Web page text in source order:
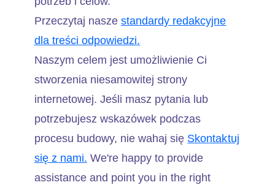
Przeczytaj nasze standardy redakcyjne
dla treści odpowiedzi.
Naszym celem jest umożliwienie Ci
stworzenia niesamowitej strony
internetowej. Jeśli masz pytania lub
potrzebujesz wskazówek podczas
procesu budowy, nie wahaj się Skontaktuj
się z nami. We're happy to provide
assistance and point you in the right